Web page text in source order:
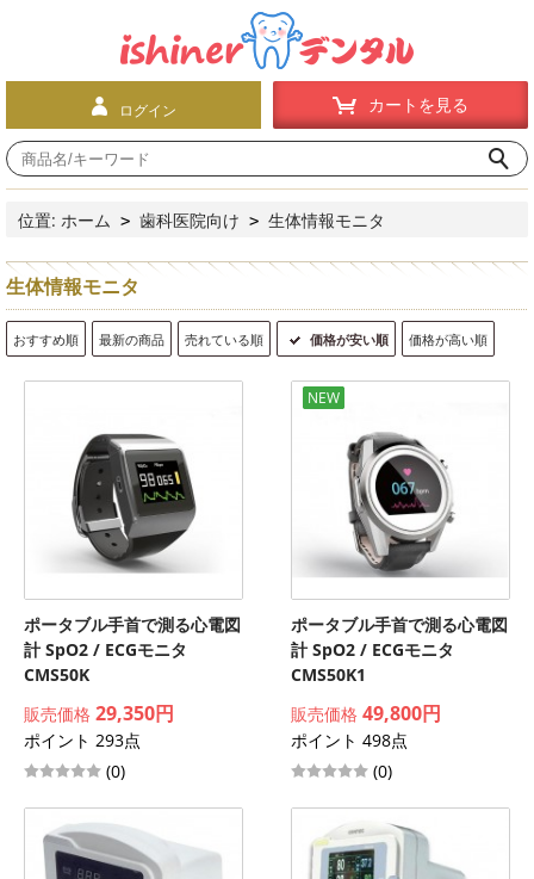
ログイン カートを見る
位置: ホーム > 歯科医院向け > 生体情報モニタ
生体情報モニタ
おすすめ順 最新の商品 売れている順 価格が安い順 価格が高い順
ポータブル手首で測る心電図
計 SpO2 / ECGモニタ
CMS50K
販売価格 29,350円
ポイント 293点
(0)
NEW
ポータブル手首で測る心電図
計 SpO2 / ECGモニタ
CMS50K1
販売価格 49,800円
ポイント 498点
(0)